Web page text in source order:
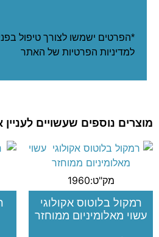
*הפרטים ישמשו לצורך טיפול
למדיניות הפרטיות של האתר
מוצרים נוספים שעשויים לעניין
מק"ט:1960
רמקול בלוטוס אקולוגי
עשוי מאלומיניום ממוחזר